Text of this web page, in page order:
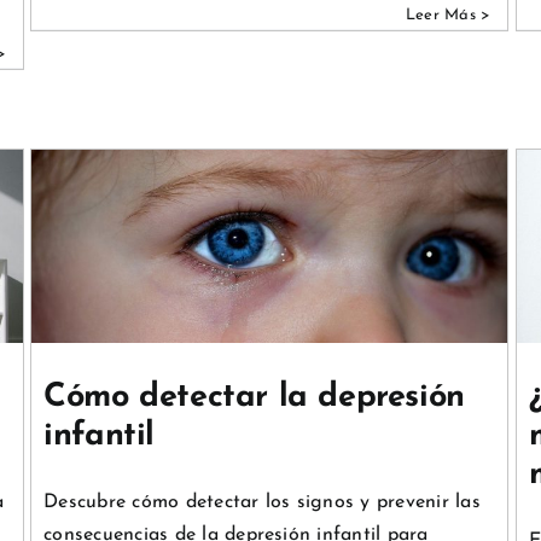
Cómo detectar la depresión
infantil
Descubre cómo detectar los signos y prevenir las
consecuencias de la depresión infantil para
¿Cómo cuidar la salud mental
durante la maternidad?
Psicología y Educación